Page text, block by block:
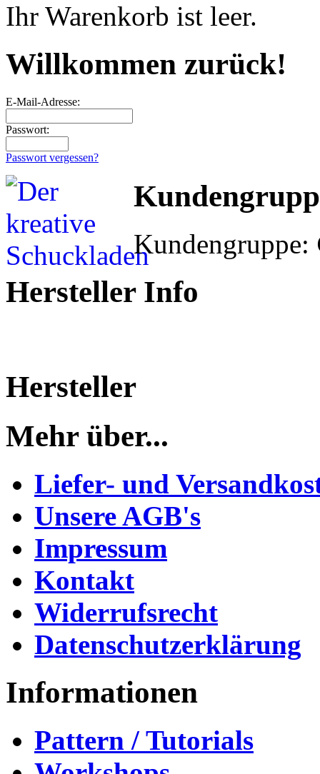
Ihr Warenkorb ist leer.
Willkommen zurück!
E-Mail-Adresse:
Passwort:
Passwort vergessen?
Kundengruppe:
Hersteller Info
Hersteller
Mehr über...
Liefer- und
Unsere AGB's
Impressum
Kontakt
Widerrufsrecht
Datenschutzerklärung
Informationen
Pattern / Tutorials